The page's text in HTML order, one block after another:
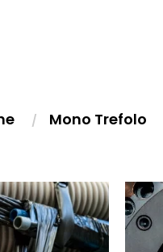
Mono Trefolo